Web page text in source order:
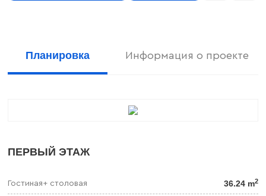
Планировка Информация о проекте
ПЕРВЫЙ ЭТАЖ
Гостиная+ столовая 36.24 m2